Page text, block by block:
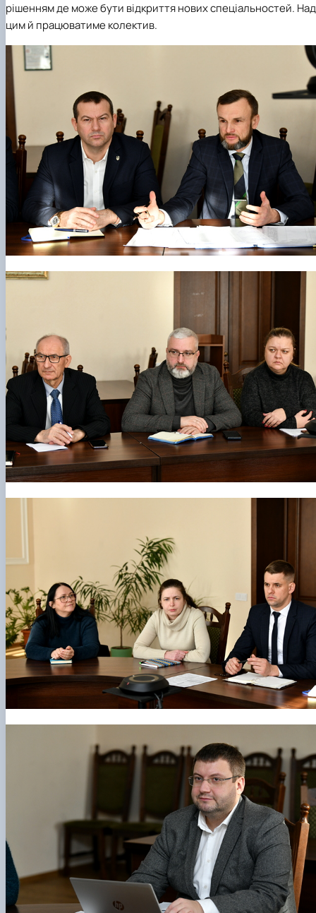
рішенням де може бути відкриття нових спеціальностей. Над
цим й працюватиме колектив.